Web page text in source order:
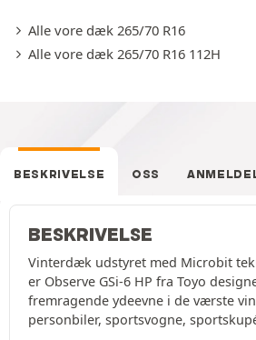
Alle vore dæk 265/70 R16
Alle vore dæk 265/70 R16 112H
BESKRIVELSE OSS
BESKRIVELSE
Vinterdæk udstyret med Microbit
er Observe GSi-6 HP fra Toyo
fremragende ydeevne i de værste
personbiler, sportsvogne,